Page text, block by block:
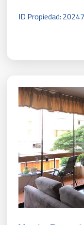
ID Propiedad: